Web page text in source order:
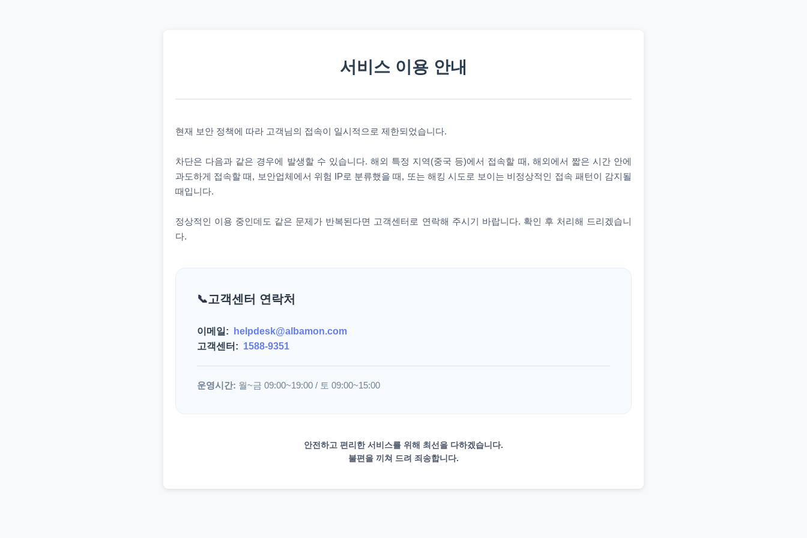
서비스 이용 안내
현재 보안 정책에 따라 고객님의 접속이 일시적으로 제한되었습니다.
차단은 다음과 같은 경우에 발생할 수 있습니다. 해외 특정 지역(중국 등)에서 접속할 때, 해외에서 짧은 시간 안에
과도하게 접속할 때, 보안업체에서 위험 IP로 분류했을 때, 또는 해킹 시도로 보이는 비정상적인 접속 패턴이 감지될
때입니다.
정상적인 이용 중인데도 같은 문제가 반복된다면 고객센터로 연락해 주시기 바랍니다. 확인 후 처리해 드리겠습니
다.
고객센터 연락처
이메일:
helpdesk@albamon.com
고객센터: 1588-9351
운영시간: 월~금 09:00~19:00 / 토 09:00~15:00
안전하고 편리한 서비스를 위해 최선을 다하겠습니다.
불편을 끼쳐 드려 죄송합니다.